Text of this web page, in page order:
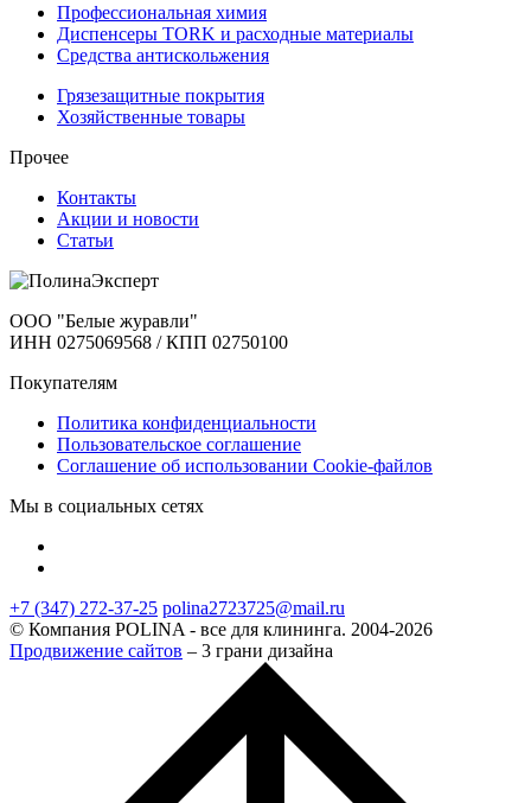
Профессиональная химия
Диспенсеры TORK и расходные материалы
Cредства антискольжения
Грязезащитные покрытия
Хозяйственные товары
Прочее
Контакты
Акции и новости
Статьи
ООО "Белые журавли"
ИНН 0275069568 / КПП 02750100
Покупателям
Политика конфиденциальности
Пользовательское соглашение
Соглашение об использовании Cookie-файлов
Мы в социальных сетях
+7 (347) 272-37-25 polina2723725@mail.ru
© Компания POLINA - все для клининга. 2004-2026
Продвижение сайтов – 3 грани дизайна